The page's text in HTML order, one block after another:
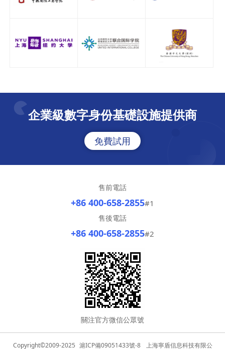
企業級數字身份基礎設施提供商
免費試用
售前電話
+86 400-658-2855#1
售後電話
+86 400-658-2855#2
關注官方微信公眾號
Copyright©2009-2025 滬ICP備09051433號-8 上海寧盾信息科技有限公